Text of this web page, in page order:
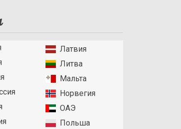
Латвия
Литва
Мальта
Норвегия
ОАЭ
Польша